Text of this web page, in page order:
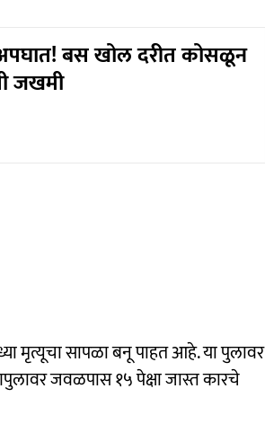
बस खोल दरीत कोसळून
जखमी
मृत्यूचा सापळा बनू पाहत आहे. या पुलावर
जवळपास १५ पेक्षा जास्त कारचे